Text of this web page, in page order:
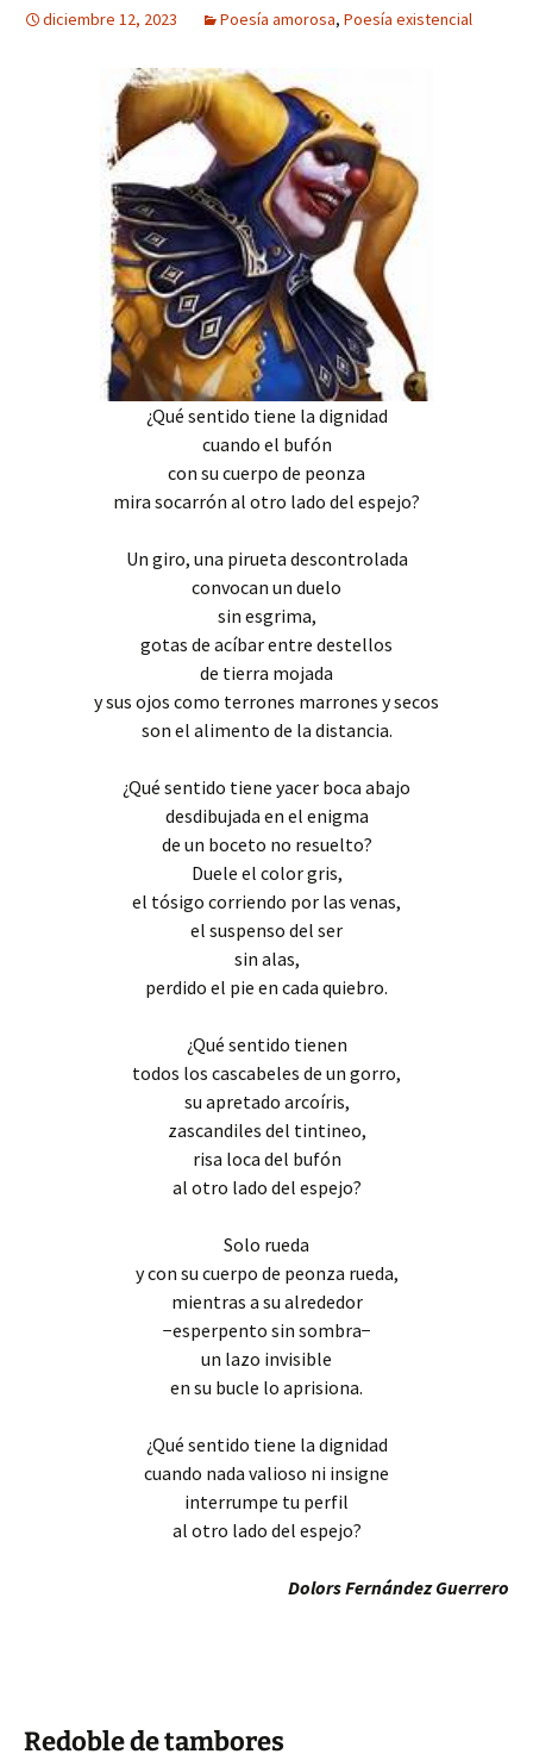
diciembre 12, 2023 Poesía amorosa, Poesía existencial
¿Qué sentido tiene la dignidad
cuando el bufón
con su cuerpo de peonza
mira socarrón al otro lado del espejo?
Un giro, una pirueta descontrolada
convocan un duelo
sin esgrima,
gotas de acíbar entre destellos
de tierra mojada
y sus ojos como terrones marrones y secos
son el alimento de la distancia.
¿Qué sentido tiene yacer boca abajo
desdibujada en el enigma
de un boceto no resuelto?
Duele el color gris,
el tósigo corriendo por las venas,
el suspenso del ser
sin alas,
perdido el pie en cada quiebro.
¿Qué sentido tienen
todos los cascabeles de un gorro,
su apretado arcoíris,
zascandiles del tintineo,
risa loca del bufón
al otro lado del espejo?
Solo rueda
y con su cuerpo de peonza rueda,
mientras a su alrededor
−esperpento sin sombra−
un lazo invisible
en su bucle lo aprisiona.
¿Qué sentido tiene la dignidad
cuando nada valioso ni insigne
interrumpe tu perfil
al otro lado del espejo?
Dolors Fernández Guerrero
Redoble de tambores